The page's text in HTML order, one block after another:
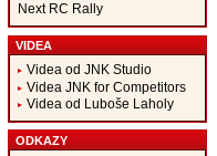
Next RC Rally
VIDEA
Videa od JNK Studio
Videa JNK for Competitors
Videa od Luboše Laholy
ODKAZY